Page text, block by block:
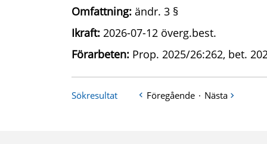
Omfattning: ändr. 3 §
Ikraft: 2026-07-12 överg.best.
Förarbeten: Prop. 2025/26:262, bet.
Sökresultat Föregående · Nästa